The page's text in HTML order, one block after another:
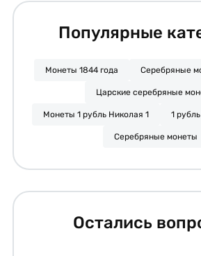
Популярные
Монеты 1844 года Серебряные
Царские серебряные
Монеты 1 рубль Николая 1 1
Серебряные монеты
Остались